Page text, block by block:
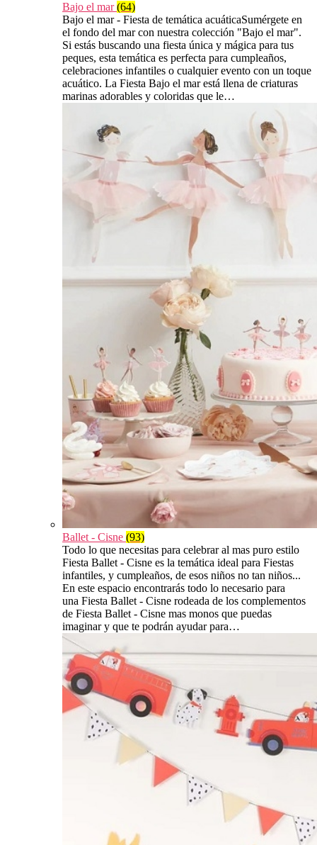
Bajo el mar(64)
Bajo el mar - Fiesta de temática acuáticaSumérgete en
el fondo del mar con nuestra colección "Bajo el mar".
Si estás buscando una fiesta única y mágica para tus
peques, esta temática es perfecta para cumpleaños,
celebraciones infantiles o cualquier evento con un toque
acuático. La Fiesta Bajo el mar está llena de criaturas
marinas adorables y coloridas que le…
Ballet - Cisne (93)
Todo lo que necesitas para celebrar al mas puro estilo
Fiesta Ballet - Cisne es la temática ideal para Fiestas
infantiles, y cumpleaños, de esos niños no tan niños...
En este espacio encontrarás todo lo necesario para
una Fiesta Ballet - Cisne rodeada de los complementos
de Fiesta Ballet - Cisne mas monos que puedas
imaginar y que te podrán ayudar para…